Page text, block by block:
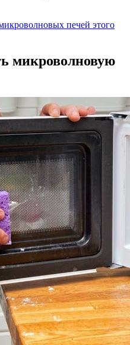
печей этого
микроволновую